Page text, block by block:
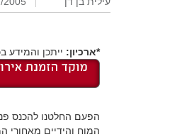
*ארכיון: ייתכן והמידע
הפעם החלטנו להכנס
המוח והידיים מאחורי